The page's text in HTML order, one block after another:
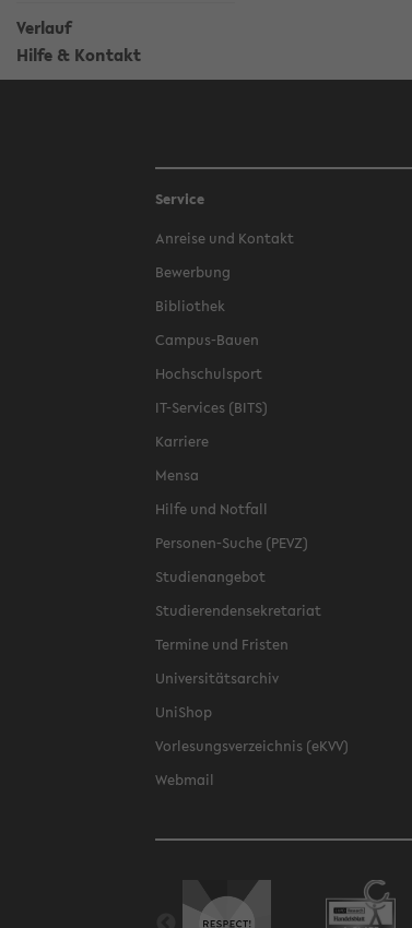
Verlauf
Hilfe & Kontakt
Service
Anreise und Kontakt
Bewerbung
Bibliothek
Campus-Bauen
Hochschulsport
IT-Services (BITS)
Karriere
Mensa
Hilfe und Notfall
Personen-Suche (PEVZ)
Studienangebot
Studierendensekretariat
Termine und Fristen
Universitätsarchiv
UniShop
Vorlesungsverzeichnis (eKVV)
Webmail